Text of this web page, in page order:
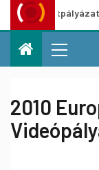
ötletpályázat
2010